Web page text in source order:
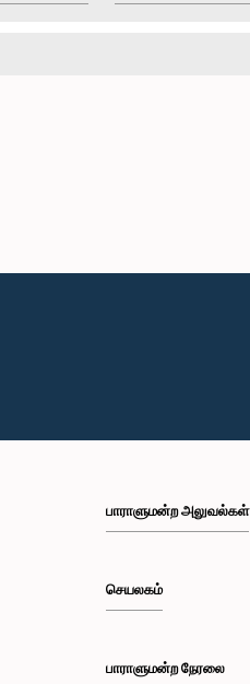
பாராளுமன்ற அலுவல்கள்
செயலகம்
பாராளுமன்ற நேரலை